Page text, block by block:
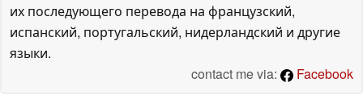
их последующего перевода на французский,
испанский, португальский, нидерландский и другие
языки.
contact me via:
Facebook